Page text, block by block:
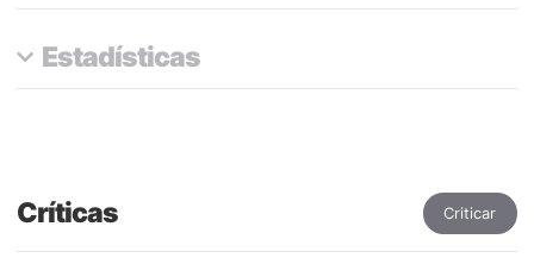
Estadísticas
Críticas Criticar